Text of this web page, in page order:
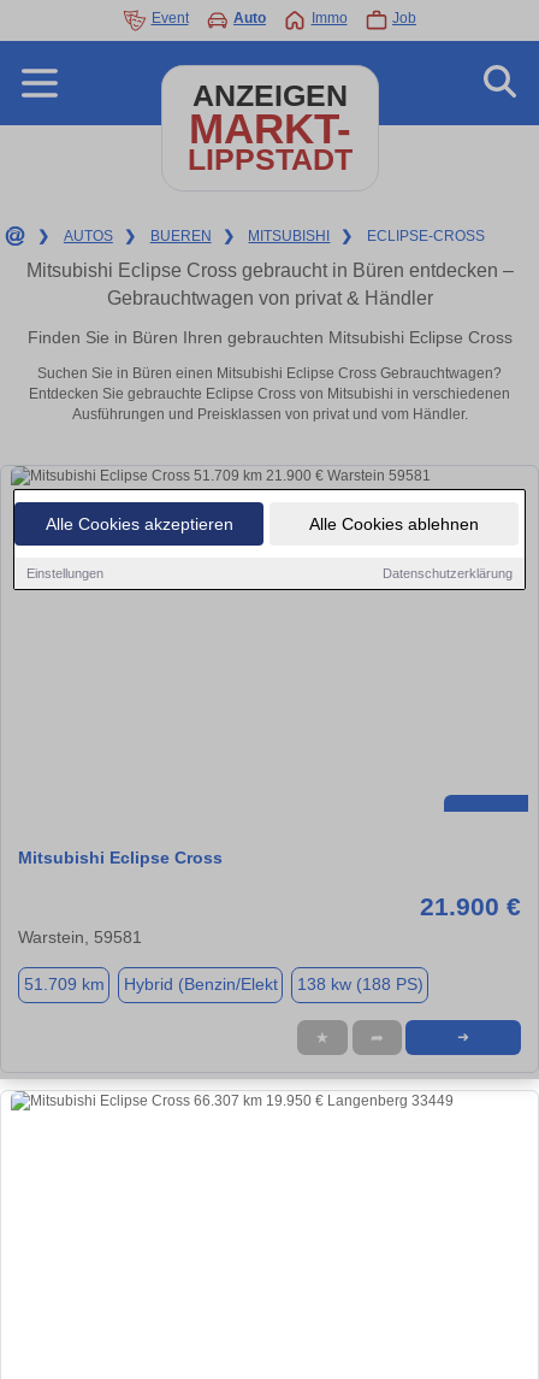
Alle Cookies akzeptieren Alle Cookies ablehnen
Einstellungen Datenschutzerklärung
Event Auto Immo Job
ANZEIGEN
MARKT-
LIPPSTADT
❯ AUTOS ❯ BUEREN ❯ MITSUBISHI ❯ ECLIPSE-CROSS
Mitsubishi Eclipse Cross gebraucht in Büren entdecken –
Gebrauchtwagen von privat & Händler
Finden Sie in Büren Ihren gebrauchten Mitsubishi Eclipse Cross
Suchen Sie in Büren einen Mitsubishi Eclipse Cross Gebrauchtwagen?
Entdecken Sie gebrauchte Eclipse Cross von Mitsubishi in verschiedenen
Ausführungen und Preisklassen von privat und vom Händler.
Mitsubishi Eclipse Cross
21.900 €
Warstein, 59581
51.709 km Hybrid (Benzin/Elekt 138 kw (188 PS)
★ ➦ ➜